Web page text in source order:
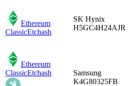
Ethereum
ClassicEtchash
SK Hynix
H5GC4H24AJR
Ethereum
ClassicEtchash
Samsung
K4G80325FB